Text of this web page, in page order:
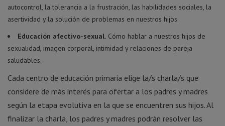
autocontrol, la tolerancia a la frustración, las habilidades sociales, la
asertividad y la solución de problemas en nuestros hijos.
Educación afectivo-sexual. Cómo hablar a nuestros hijos de
sexualidad, imagen corporal, intimidad y relaciones de pareja
saludables.
Cada centro de educación primaria elige la/s charla/s que
considere de más interés para ofertar a los padres y madres
según la etapa evolutiva en la que se encuentren sus hijos. Al
finalizar la charla, los padres y madres podrán resolver las